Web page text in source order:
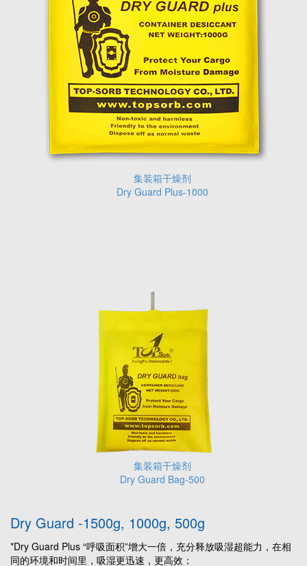
集装箱干燥剂
Dry Guard Plus-1000
集装箱干燥剂
Dry Guard Bag-500
Dry Guard -1500g, 1000g, 500g
*Dry Guard Plus “呼吸面积”增大一倍，充分释放吸湿超能力，在相
同的环境和时间里，吸湿更迅速，更高效；